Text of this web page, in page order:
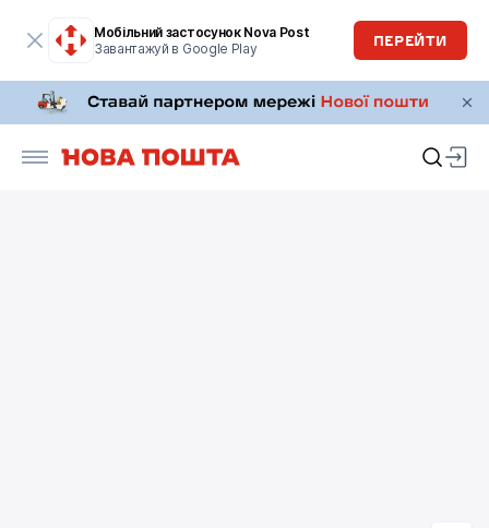
Мобільний застосунок Nova Post
Завантажуй в Google Play
ПЕРЕЙТИ